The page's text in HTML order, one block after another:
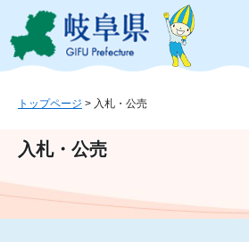
ジ
ュ
文
このページの本文へ
トップページ > 入札・公売
入札・公売